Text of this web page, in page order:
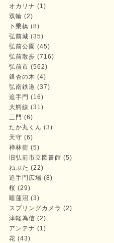
オカリナ (1)
双輪 (2)
下乗橋 (8)
弘前城 (35)
弘前公園 (45)
弘前散歩 (716)
弘前市 (562)
銀杏の木 (4)
弘南鉄道 (37)
追手門 (16)
大鰐線 (31)
三門 (6)
たか丸くん (3)
天守 (6)
禅林街 (5)
旧弘前市立図書館 (5)
ねぷた (22)
追手門広場 (8)
桜 (29)
睡蓮沼 (3)
スプリングカメラ (2)
津軽為信 (2)
アンテナ (1)
花 (43)